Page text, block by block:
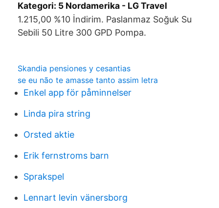
Kategori: 5 Nordamerika - LG Travel
1.215,00 %10 İndirim. Paslanmaz Soğuk Su
Sebili 50 Litre 300 GPD Pompa.
Skandia pensiones y cesantias
se eu não te amasse tanto assim letra
Enkel app för påminnelser
Linda pira string
Orsted aktie
Erik fernstroms barn
Sprakspel
Lennart levin vänersborg